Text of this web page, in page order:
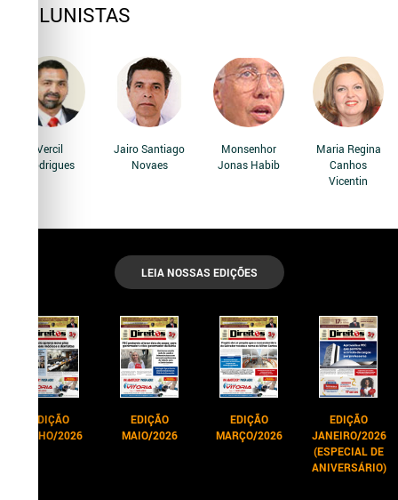
COLUNISTAS
Vercil
Rodrigues
Jairo Santiago
Novaes
Monsenhor
Jonas Habib
Maria Regina
Canhos
Vicentin
LEIA NOSSAS EDIÇÕES
EDIÇÃO
JUNHO/2026
EDIÇÃO
MAIO/2026
EDIÇÃO
MARÇO/2026
EDIÇÃO
JANEIRO/2026
(ESPECIAL DE
ANIVERSÁRIO)